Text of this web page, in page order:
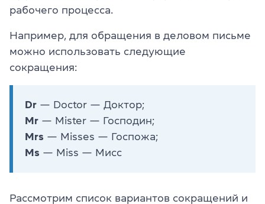
рабочего процесса.
Например, для обращения в деловом письме
можно использовать следующие
сокращения:
Dr — Doctor — Доктор;
Mr — Mister — Господин;
Mrs — Misses — Госпожа;
Ms — Miss — Мисс
Рассмотрим список вариантов сокращений и